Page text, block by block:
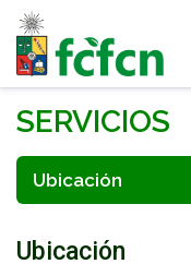
SERVICIOS
Ubicación
Ubicación